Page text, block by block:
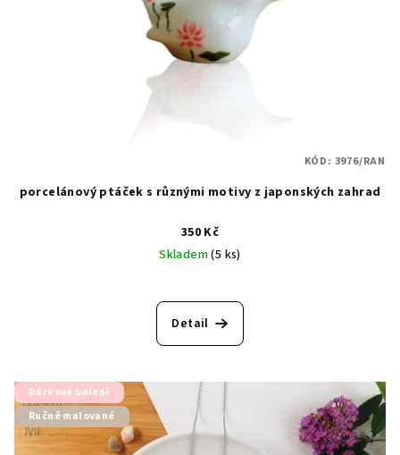
porcelánový ptáček s různými motivy z japonských zahrad
350 Kč
Skladem(5 ks)
Detail
KÓD: 3976/RAN
Dárkové balení
Ručně malované